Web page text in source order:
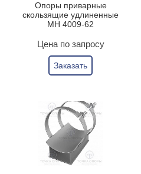
Опоры приварные
скользящие удлиненные
МН 4009-62
Цена по запросу
Заказать